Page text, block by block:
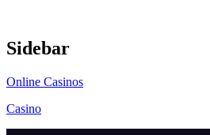
Sidebar
Online Casinos
Casino